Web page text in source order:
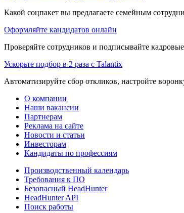
Какой соцпакет вы предлагаете семейным
Оформляйте кандидатов онлайн
Проверяйте сотрудников и подписывайте
Ускорьте подбор в 2 раза с Talantix
Автоматизируйте сбор откликов, настройте
О компании
Наши вакансии
Партнерам
Реклама на сайте
Новости и статьи
Инвесторам
Кандидаты по профессиям
Производственный календарь
Требования к ПО
Безопасный HeadHunter
HeadHunter API
Поиск работы